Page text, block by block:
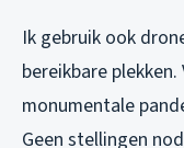
Ik gebruik ook
bereikbare
monumentale
Geen stellingen